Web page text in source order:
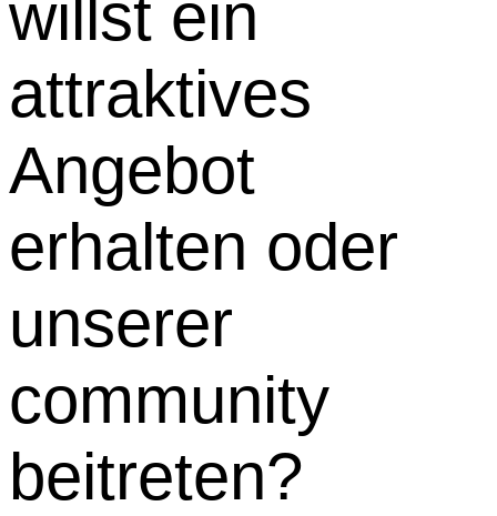
willst ein
attraktives
Angebot
erhalten oder
unserer
community
beitreten?